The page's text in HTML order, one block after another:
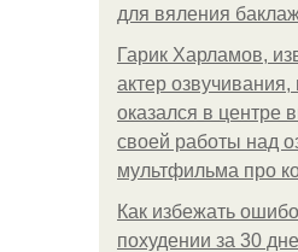
для вяления
Гарик Харламов,
актер
оказался в центре
своей работы над
мультфильма про
Как избежать
похудении за 30